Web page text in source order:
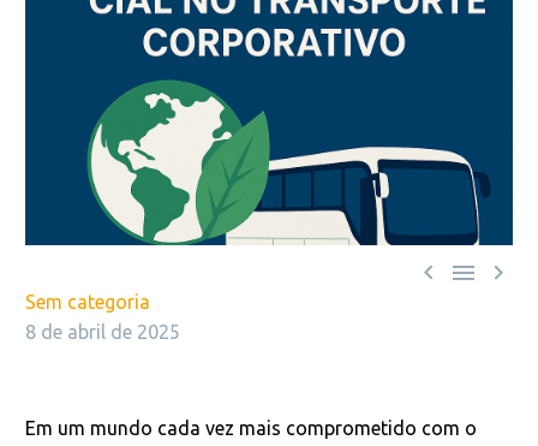
  
Sem categoria
8 de abril de 2025
Em um mundo cada vez mais comprometido com o